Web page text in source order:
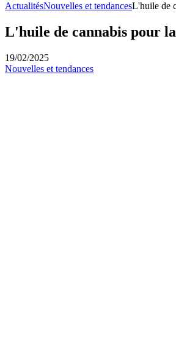
ActualitésNouvelles et tendancesL'huile de
L'huile de cannabis pour
19/02/2025
Nouvelles et tendances